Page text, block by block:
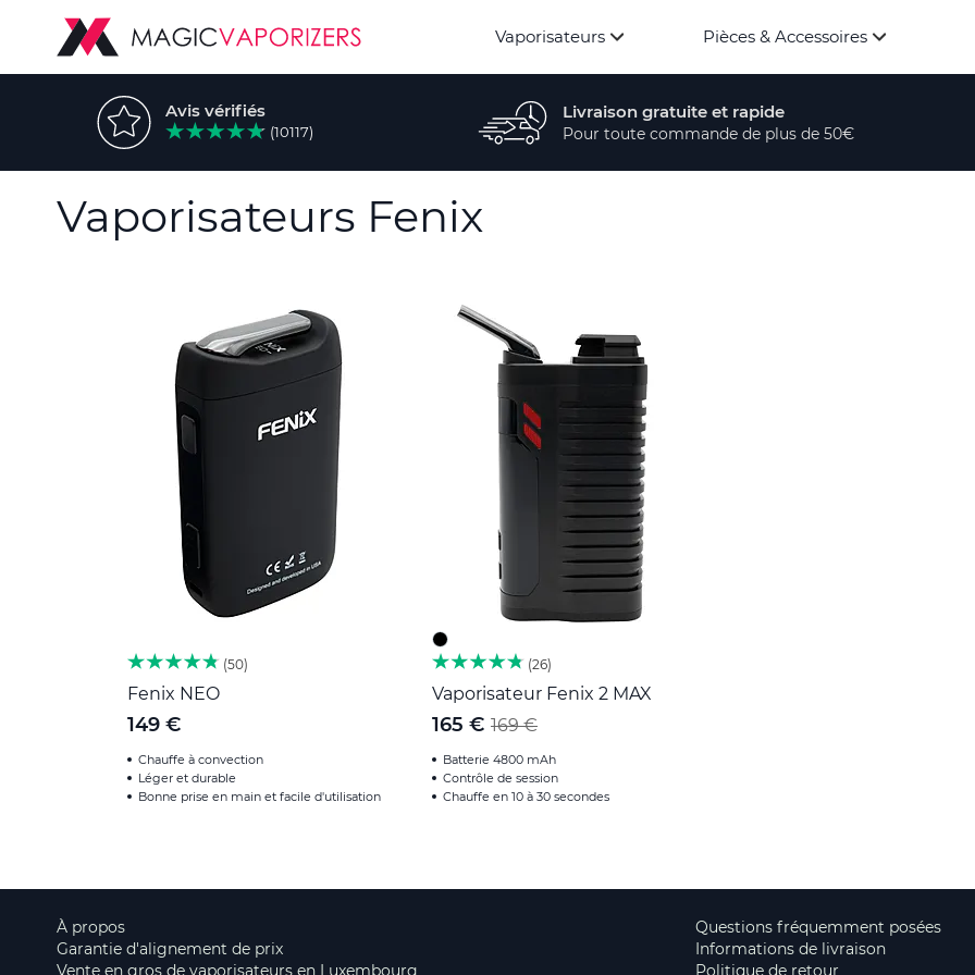
Vaporisateurs Pièces & Accessoires
Avis vérifiés
(10117)
Livraison gratuite et rapide
Pour toute commande de plus de 50€
Vaporisateurs Fenix
50
Fenix NEO
149 €
Chauffe à convection
Léger et durable
Bonne prise en main et facile d'utilisation
26
Vaporisateur Fenix 2 MAX
165 € 169 €
Batterie 4800 mAh
Contrôle de session
Chauffe en 10 à 30 secondes
À propos
Garantie d'alignement de prix
Vente en gros de vaporisateurs en Luxembourg
Questions fréquemment posées
Informations de livraison
Politique de retour